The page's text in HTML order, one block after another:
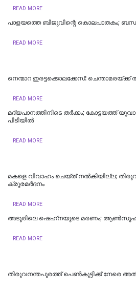
READ MORE
പാളയത്തെ ബിജുവിന്റെ കൊലപാതകം;
READ MORE
നെന്മാറ ഇരട്ടക്കൊലക്കേസ്:
READ MORE
മദ്യപാനത്തിനിടെ തര്‍ക്കം; കോട്ടയത്ത്
പിടിയില്‍
READ MORE
മകളെ വിവാഹം ചെയ്ത് നൽകിയില്ല;
ക്രൂരമര്‍ദനം
READ MORE
അടൂരിലെ ഷെഹ്‌നയുടെ മരണം;
READ MORE
തിരുവനന്തപുരത്ത് പെൺകുട്ടിക്ക് നേരെ